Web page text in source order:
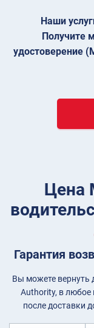
Наши
Получите
удостоверение
Цена
Гарантия
Вы можете вернуть
Authority, в любое
после доставки